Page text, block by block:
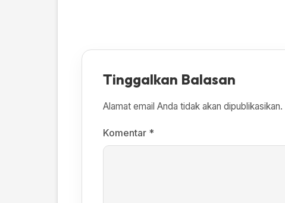
Tinggalkan Balasan
Alamat email Anda tidak akan dipublikasikan.
Komentar *